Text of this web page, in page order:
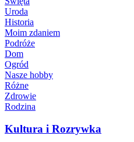
Uroda
Historia
Moim zdaniem
Podróże
Dom
Ogród
Nasze hobby
Różne
Zdrowie
Rodzina
Kultura i Rozrywka